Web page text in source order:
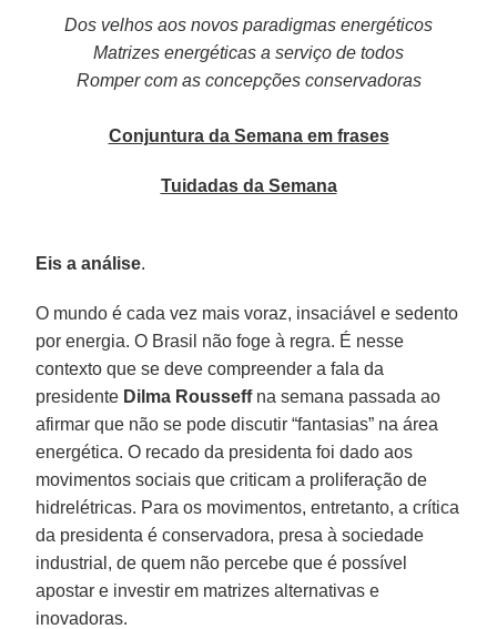
Dos velhos aos novos paradigmas energéticos
Matrizes energéticas a serviço de todos
Romper com as concepções conservadoras
Conjuntura da Semana em frases
Tuidadas da Semana
Eis a análise.
O mundo é cada vez mais voraz, insaciável e sedento
por energia. O Brasil não foge à regra. É nesse
contexto que se deve compreender a fala da
presidente Dilma Rousseffna semana passada ao
afirmar que não se pode discutir “fantasias” na área
energética. O recado da presidenta foi dado aos
movimentos sociais que criticam a proliferação de
hidrelétricas. Para os movimentos, entretanto, a crítica
da presidenta é conservadora, presa à sociedade
industrial, de quem não percebe que é possível
apostar e investir em matrizes alternativas e
inovadoras.